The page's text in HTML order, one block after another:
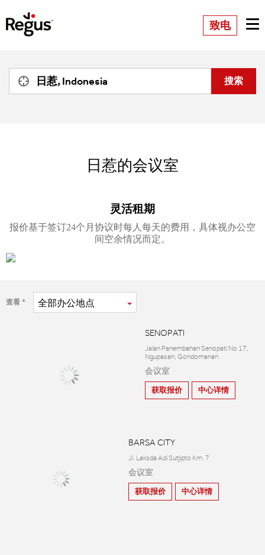
致电
日惹的会议室
灵活租期
报价基于签订24个月协议时每人每天的费用，具体视办公空
间空余情况而定。
查看 全部办公地点
SENOPATI
Jalan Panembahan Senopati No 17,
Ngupasan, Gondomanan
会议室
获取报价 中心详情
BARSA CITY
Jl. Laksda Adi Sutjipto Km. 7
会议室
获取报价 中心详情